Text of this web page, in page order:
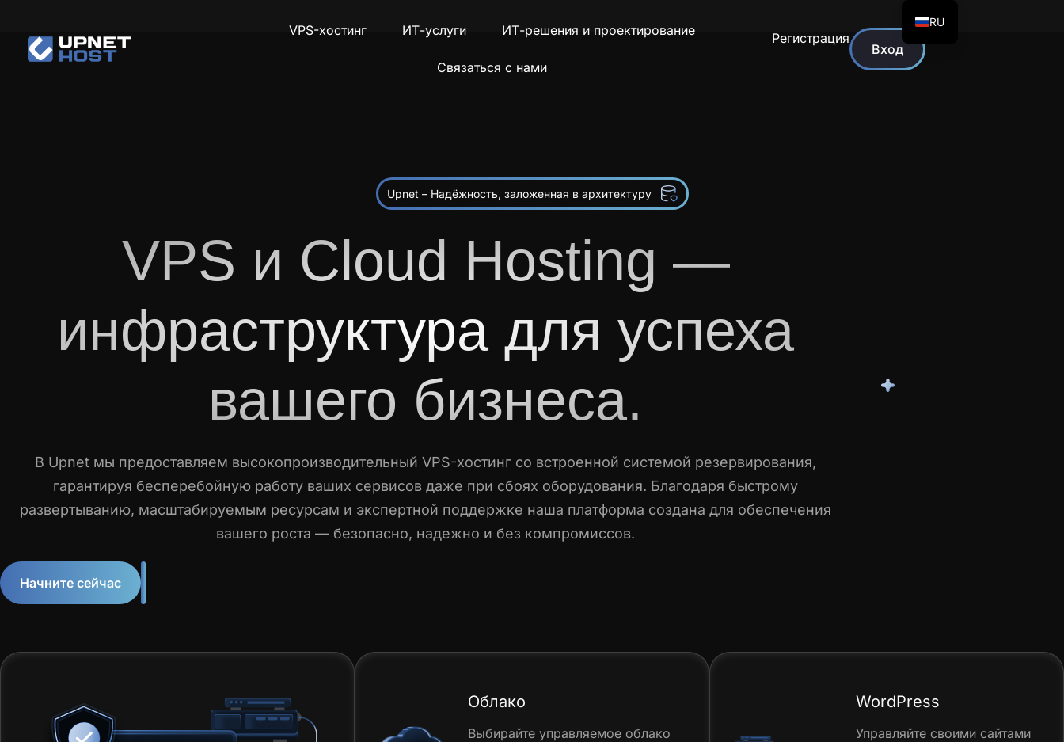
VPS-хостинг ИТ-услуги ИТ-решения и проектирование
Связаться с нами
Регистрация
Вход
Upnet – Надёжность, заложенная в архитектуру
VPS и Cloud Hosting —
инфраструктура для успеха
вашего бизнеса.
В Upnet мы предоставляем высокопроизводительный VPS-хостинг со встроенной системой резервирования,
гарантируя бесперебойную работу ваших сервисов даже при сбоях оборудования. Благодаря быстрому
развертыванию, масштабируемым ресурсам и экспертной поддержке наша платформа создана для обеспечения
вашего роста — безопасно, надежно и без компромиссов.
Начните сейчас
Облако
Выбирайте управляемое облако
WordPress
Управляйте своими сайтами
RU